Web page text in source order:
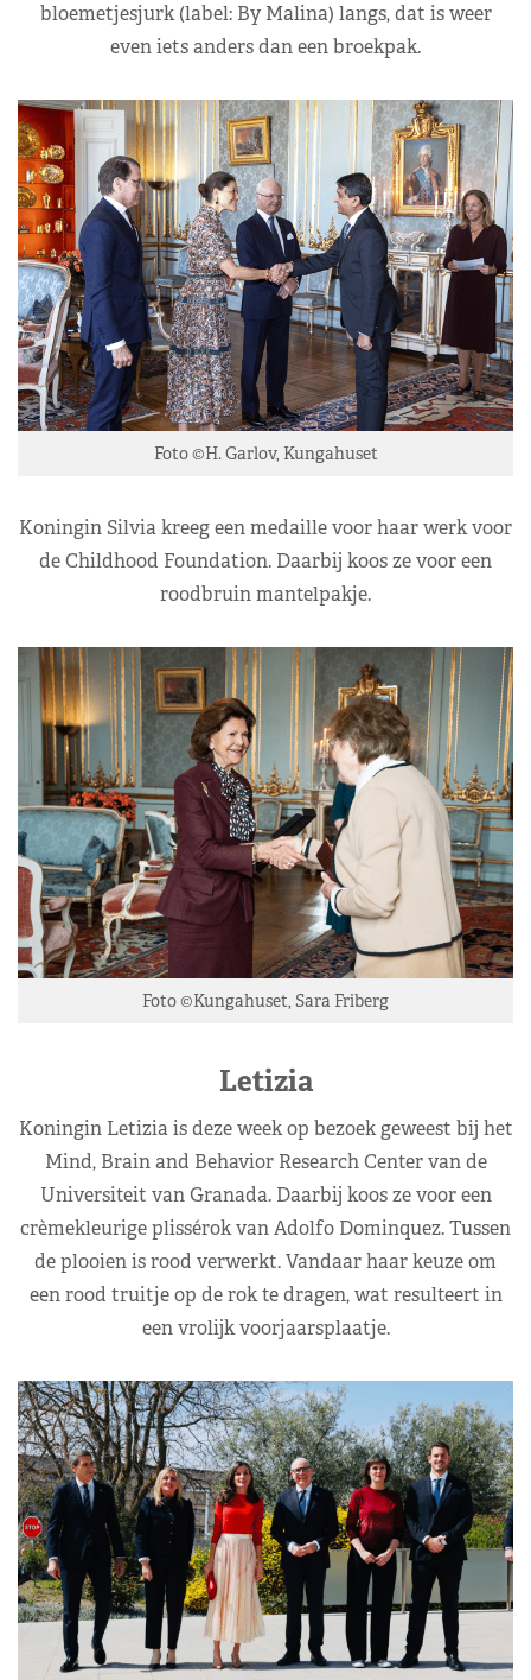
bloemetjesjurk (label: By Malina) langs, dat is weer
even iets anders dan een broekpak.
Foto ©H. Garlov, Kungahuset
Koningin Silvia kreeg een medaille voor haar werk voor
de Childhood Foundation. Daarbij koos ze voor een
roodbruin mantelpakje.
Foto ©Kungahuset, Sara Friberg
Letizia
Koningin Letizia is deze week op bezoek geweest bij het
Mind, Brain and Behavior Research Center van de
Universiteit van Granada. Daarbij koos ze voor een
crèmekleurige plissérok van Adolfo Dominquez. Tussen
de plooien is rood verwerkt. Vandaar haar keuze om
een rood truitje op de rok te dragen, wat resulteert in
een vrolijk voorjaarsplaatje.